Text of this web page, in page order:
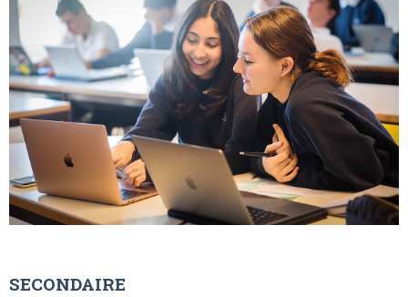
SECONDAIRE